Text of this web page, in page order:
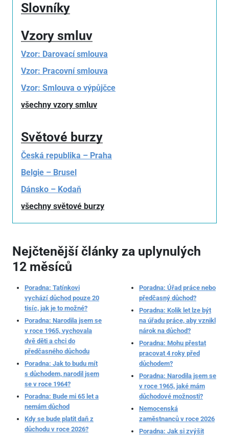
Slovníky
Vzory smluv
Vzor: Darovací smlouva
Vzor: Pracovní smlouva
Vzor: Smlouva o výpůjčce
všechny vzory smluv
Světové burzy
Česká republika – Praha
Belgie – Brusel
Dánsko – Kodaň
všechny světové burzy
Nejčtenější články za uplynulých
12 měsíců
Poradna: Tatínkovi
vychází důchod pouze 20
tisíc, jak je to možné?
Poradna: Narodila jsem se
v roce 1965, vychovala
dvě děti a chci do
předčasného důchodu
Poradna: Jak to budu mít
s důchodem, narodil jsem
se v roce 1964?
Poradna: Bude mi 65 let a
nemám důchod
Kdy se bude platit daň z
důchodu v roce 2026?
Poradna: Úřad práce nebo
předčasný důchod?
Poradna: Kolik let lze být
na úřadu práce, aby vznikl
nárok na důchod?
Poradna: Mohu přestat
pracovat 4 roky před
důchodem?
Poradna: Narodila jsem se
v roce 1965, jaké mám
důchodové možnosti?
Nemocenská
zaměstnanců v roce 2026
Poradna: Jak si zvýšit